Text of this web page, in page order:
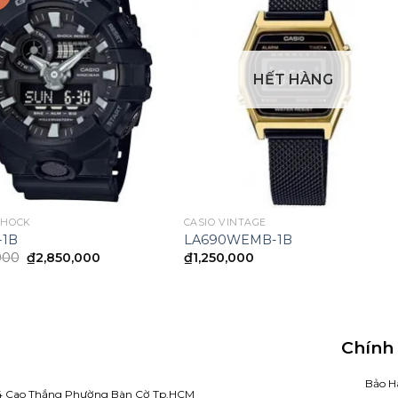
Giá
gốc
₫2,850,000Giá
HẾT HÀNG
CASIO VINTAGE
LA690WEMB-1B
₫1,250,000
Cao Thắng Phường Bàn Cờ Tp.HCM
Chính
Bảo